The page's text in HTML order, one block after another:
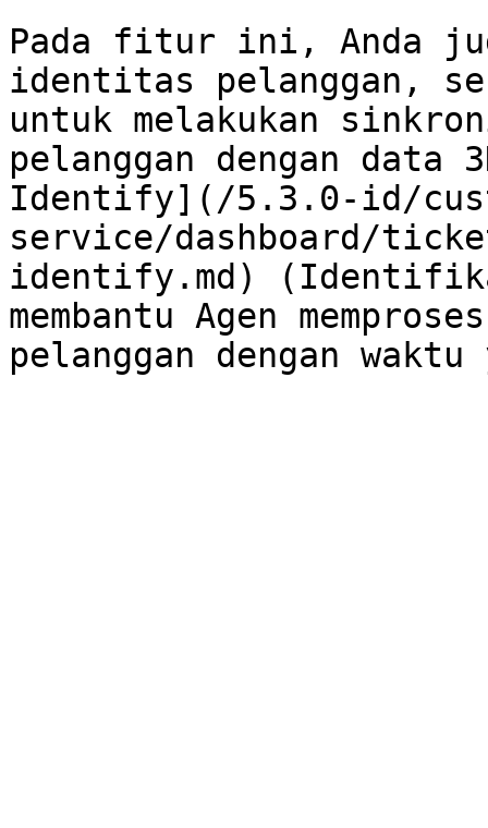
Pada fitur ini, Anda
identitas pelanggan,
untuk melakukan
pelanggan dengan data
Identify](/5.3.0-id/
service/dashboard/
identify.md)
membantu Agen